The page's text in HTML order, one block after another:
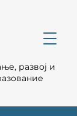
развој и